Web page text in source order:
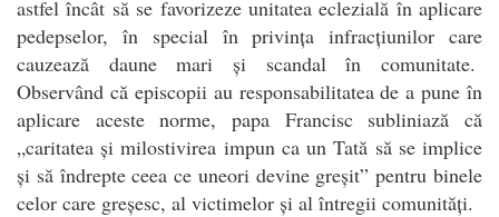
astfel încât să se favorizeze unitatea eclezială în aplicare
pedepselor, în special în privința infracțiunilor care
cauzează daune mari și scandal în comunitate.
Observând că episcopii au responsabilitatea de a pune în
aplicare aceste norme, papa Francisc subliniază că
„caritatea și milostivirea impun ca un Tată să se implice
și să îndrepte ceea ce uneori devine greșit” pentru binele
celor care greșesc, al victimelor și al întregii comunități.